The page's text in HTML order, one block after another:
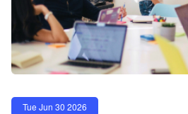
Tue Jun 30 2026